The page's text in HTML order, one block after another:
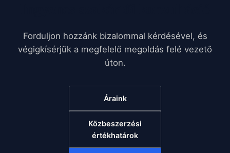
Forduljon hozzánk bizalommal kérdésével, és
végigkísérjük a megfelelő megoldás felé vezető
úton.
Áraink
Közbeszerzési
értékhatárok